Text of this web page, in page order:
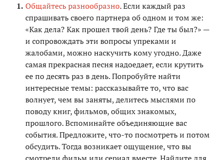
Общайтесь разнообразно. Если каждый раз
спрашивать своего партнера об одном и том же:
«Как дела? Как прошел твой день? Где ты был?» —
и сопровождать эти вопросы упреками и
жалобами, можно наскучить кому угодно. Даже
самая прекрасная песня надоедает, если крутить
ее по десять раз в день. Попробуйте найти
интересные темы: рассказывайте то, что вас
волнует, чем вы заняты, делитесь мыслями по
поводу книг, фильмов, общих знакомых,
прошлого. Вспоминайте объединяющие вас
события. Предложите, что-то посмотреть и потом
обсудить. Тогда возникает ощущение, что вы